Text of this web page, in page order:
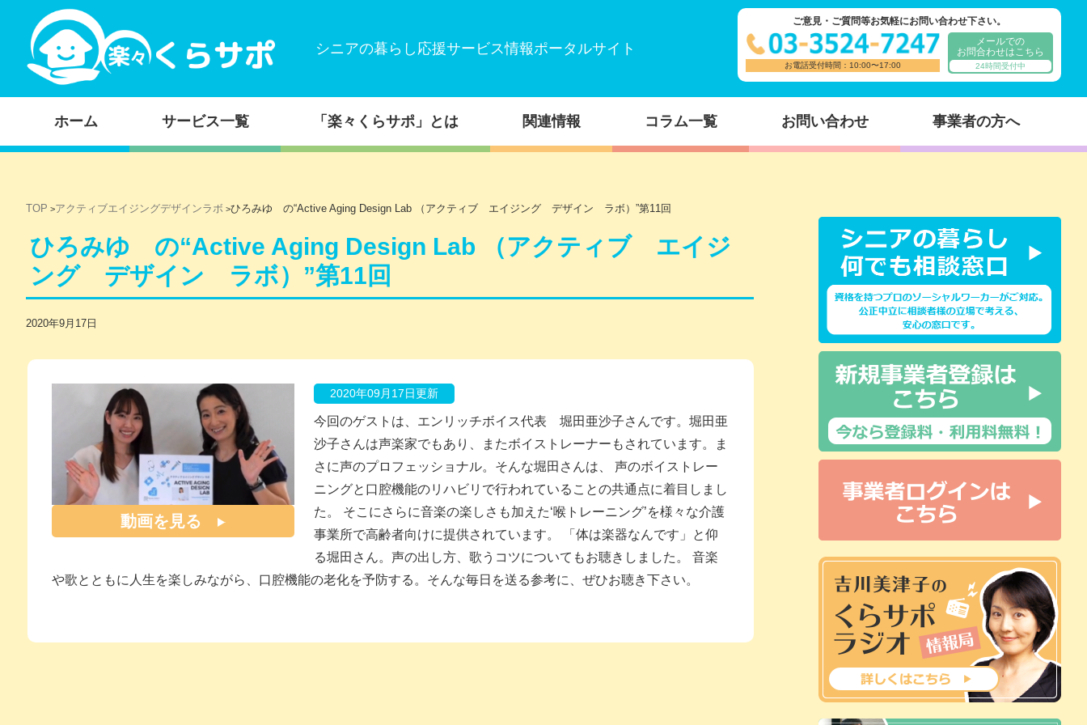
シニアの暮らし応援サービス情報ポータルサイト
ご意見・ご質問等お気軽にお問い合わせ下さい。
お電話受付時間：10:00〜17:00
メールでの
お問合わせはこちら
24時間受付中
コンテンツに移動
ホーム サービス一覧 「楽々くらサポ」とは 関連情報 コラム一覧 お問い合わせ 事業者の方へ
TOP >アクティブエイジングデザインラボ >ひろみゆ の“Active Aging Design Lab （アクティブ エイジング デザイン ラボ）”第11回
ひろみゆ の“Active Aging Design Lab （アクティブ エイジ
ング デザイン ラボ）”第11回
2020年9月17日
動画を見る
2020年09月17日更新
今回のゲストは、エンリッチボイス代表 堀田亜沙子さんです。堀田亜
沙子さんは声楽家でもあり、またボイストレーナーもされています。ま
さに声のプロフェッショナル。そんな堀田さんは、 声のボイストレー
ニングと口腔機能のリハビリで行われていることの共通点に着目しまし
た。 そこにさらに音楽の楽しさも加えた‘喉トレーニング’を様々な介護
事業所で高齢者向けに提供されています。 「体は楽器なんです」と仰
る堀田さん。声の出し方、歌うコツについてもお聴きしました。 音楽
や歌とともに人生を楽しみながら、口腔機能の老化を予防する。そんな毎日を送る参考に、ぜひお聴き下さい。